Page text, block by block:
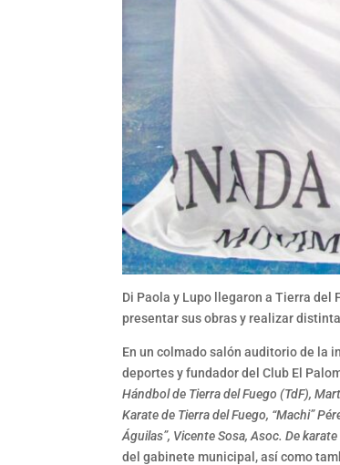
Di Paola y Lupo llegaron a Tierra del
presentar sus obras y realizar
En un colmado salón auditorio de la
deportes y fundador del Club El
Hándbol de Tierra del Fuego (TdF),
Karate de Tierra del Fuego, “Machi”
Águilas”, Vicente Sosa, Asoc. De
del gabinete municipal, así como